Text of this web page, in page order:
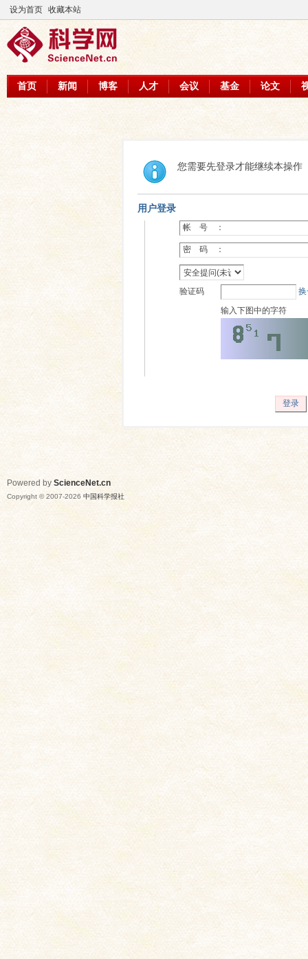
设为首页 收藏本站
首页 新闻 博客 人才 会议 基金 论文
您需要先登录才能继续本操作
用户登录
帐 号 ：
密 码 ：
验证码
输入下图中的字符
登录
Powered by ScienceNet.cn
Copyright © 2007-2026 中国科学报社